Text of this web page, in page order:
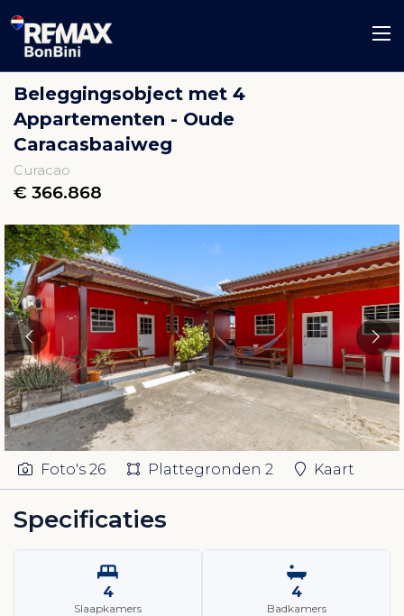
Beleggingsobject met 4
Appartementen - Oude
Caracasbaaiweg
Curacao
€ 366.868
Foto's 26 Plattegronden 2 Kaart
Specificaties
4
Slaapkamers
4
Badkamers